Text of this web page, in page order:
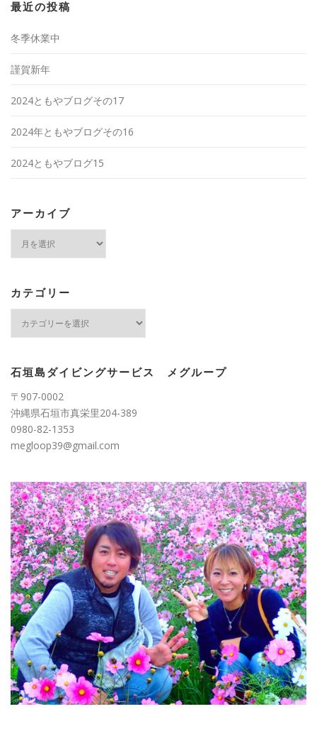
最近の投稿
冬季休業中
謹賀新年
2024ともやブログその17
2024年ともやブログその16
2024ともやブログ15
アーカイブ
ブ
カテゴリー
ー
石垣島ダイビングサービス メグループ
〒907-0002
沖縄県石垣市真栄里204-389
0980-82-1353
megloop39@gmail.com